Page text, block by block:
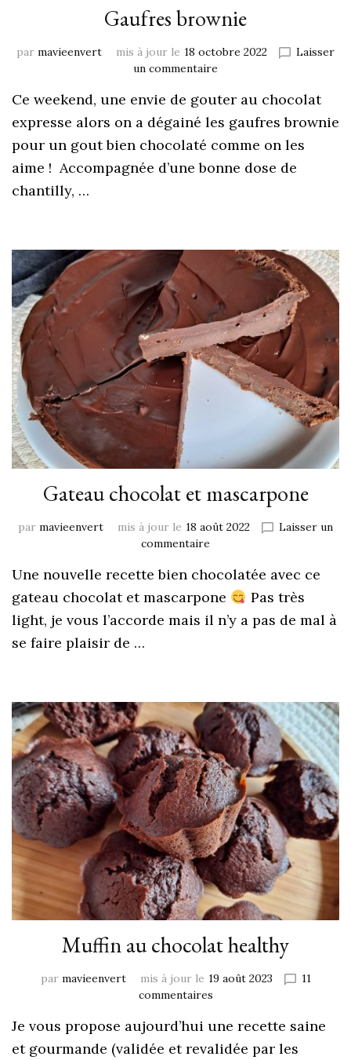
Gaufres brownie
par mavieenvert mis à jour le 18 octobre 2022
Laisser
un commentaire
Ce weekend, une envie de gouter au chocolat
expresse alors on a dégainé les gaufres brownie
pour un gout bien chocolaté comme on les
aime ! Accompagnée d’une bonne dose de
chantilly, …
Gateau chocolat et mascarpone
par mavieenvert mis à jour le 18 août 2022
Laisser un
commentaire
Une nouvelle recette bien chocolatée avec ce
gateau chocolat et mascarpone
Pas très
light, je vous l’accorde mais il n’y a pas de mal à
se faire plaisir de …
Muffin au chocolat healthy
par mavieenvert mis à jour le 19 août 2023
11
commentaires
Je vous propose aujourd’hui une recette saine
et gourmande (validée et revalidée par les